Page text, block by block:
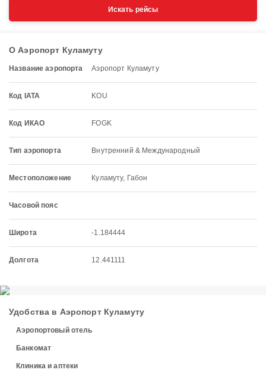
Искать рейсы
О Аэропорт Куламуту
Название аэропорта Аэропорт Куламуту
Код IATA KOU
Код ИКАО FOGK
Тип аэропорта Внутренний & Международный
Местоположение Куламуту, Габон
Часовой пояс
Широта -1.184444
Долгота 12.441111
Удобства в Аэропорт Куламуту
Аэропортовый отель
Банкомат
Клиника и аптеки